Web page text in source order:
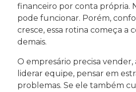
financeiro por conta própria.
pode funcionar. Porém,
cresce, essa rotina começa a
demais.
O empresário precisa
liderar equipe, pensar em
problemas. Se ele também